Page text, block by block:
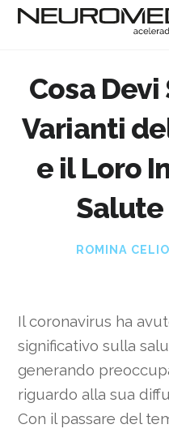
Cosa
Varianti
e il Loro
ROMINA CELIO
Il coronavirus ha
significativo sulla
generando
riguardo alla sua
Con il passare del